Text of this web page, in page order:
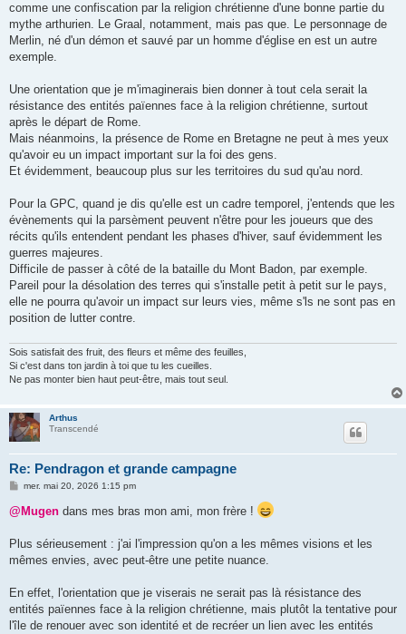
a
g
e
comme une confiscation par la religion chrétienne d'une bonne partie du
mythe arthurien. Le Graal, notamment, mais pas que. Le personnage de
Merlin, né d'un démon et sauvé par un homme d'église en est un autre
exemple.
Une orientation que je m'imaginerais bien donner à tout cela serait la
résistance des entités païennes face à la religion chrétienne, surtout
après le départ de Rome.
Mais néanmoins, la présence de Rome en Bretagne ne peut à mes yeux
qu'avoir eu un impact important sur la foi des gens.
Et évidemment, beaucoup plus sur les territoires du sud qu'au nord.
Pour la GPC, quand je dis qu'elle est un cadre temporel, j'entends que les
évènements qui la parsèment peuvent n'être pour les joueurs que des
récits qu'ils entendent pendant les phases d'hiver, sauf évidemment les
guerres majeures.
Difficile de passer à côté de la bataille du Mont Badon, par exemple.
Pareil pour la désolation des terres qui s'installe petit à petit sur le pays,
elle ne pourra qu'avoir un impact sur leurs vies, même s'ls ne sont pas en
position de lutter contre.
Sois satisfait des fruit, des fleurs et même des feuilles,
Si c'est dans ton jardin à toi que tu les cueilles.
Ne pas monter bien haut peut-être, mais tout seul.
Arthus
Transcendé
Re: Pendragon et grande campagne
M
s
s
g
e
mer. mai 20, 2026 1:15 pm
@Mugen dans mes bras mon ami, mon frère !
Plus sérieusement : j'ai l'impression qu'on a les mêmes visions et les
mêmes envies, avec peut-être une petite nuance.
En effet, l'orientation que je viserais ne serait pas là résistance des
entités païennes face à la religion chrétienne, mais plutôt la tentative pour
l'île de renouer avec son identité et de recréer un lien avec les entités